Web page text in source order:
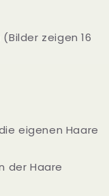
zeigen 16
eigenen Haare
der Haare